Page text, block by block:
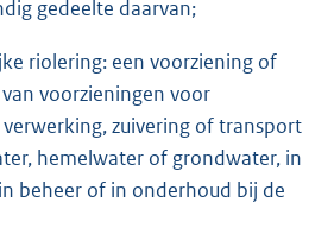
gedeelte daarvan;
riolering: een voorziening of
voorzieningen voor
zuivering of transport
hemelwater of grondwater, in
beheer of in onderhoud bij de